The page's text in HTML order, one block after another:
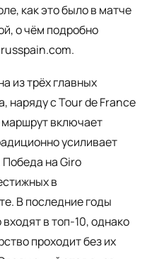
как это было в матче
о чём подробно
из трёх главных
наряду с Tour de France
маршрут включает
усиливает
на Giro
в
В последние годы
в топ-10, однако
проходит без их